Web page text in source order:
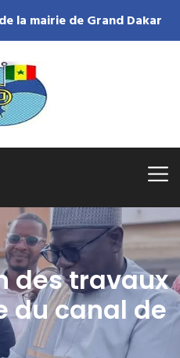
la mairie de Grand Dakar
des travaux
du canal de